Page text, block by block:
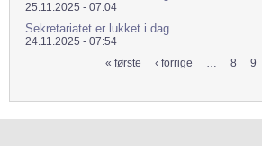
25.11.2025 - 07:04
Sekretariatet er lukket i dag
24.11.2025 - 07:54
« første ‹ forrige … 8 9